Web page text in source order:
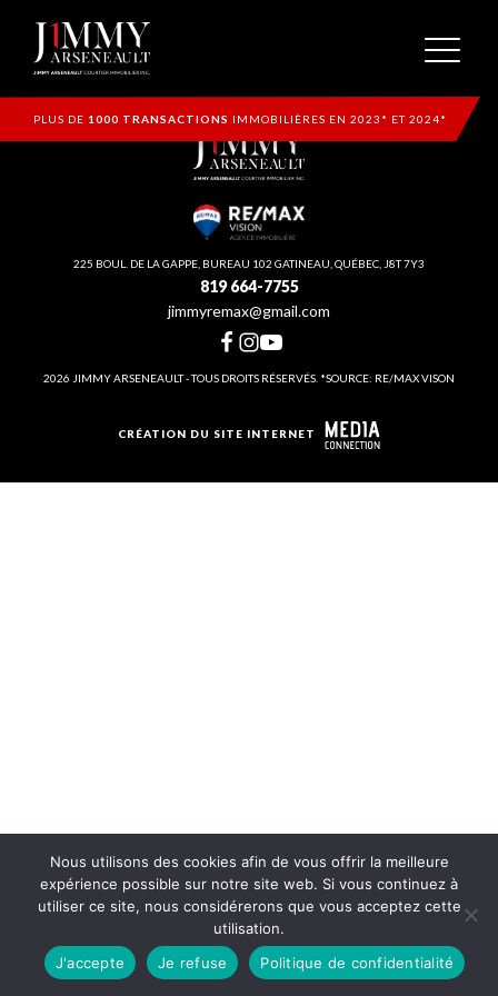
PLUS DE 1000 TRANSACTIONS IMMOBILIÈRES EN 2023* ET 2024*
225 BOUL. DE LA GAPPE, BUREAU 102 GATINEAU, QUÉBEC, J8T 7Y3
819 664-7755
jimmyremax@gmail.com
2026 JIMMY ARSENEAULT - TOUS DROITS RÉSERVÉS. *SOURCE: RE/MAX VISON
CRÉATION DU SITE INTERNET
Nous utilisons des cookies afin de vous offrir la meilleure
expérience possible sur notre site web. Si vous continuez à
utiliser ce site, nous considérerons que vous acceptez cette
utilisation.
J'accepte
Je refuse Politique de confidentialité